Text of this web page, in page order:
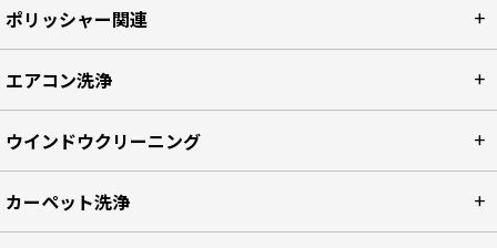
ポリッシャー関連
エアコン洗浄
ウインドウクリーニング
カーペット洗浄